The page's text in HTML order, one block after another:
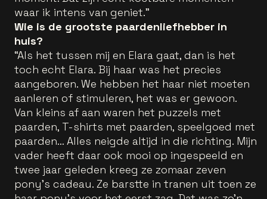
waar ik intens van geniet.”
Wie is de grootste paardenliefhebber in
huis?
“Als het tussen mij en Elara gaat, dan is het
toch echt Elara. Bij haar was het precies
aangeboren. We hebben het haar niet moeten
aanleren of stimuleren, het was er gewoon.
Van kleins af aan waren het puzzels met
paarden, T-shirts met paarden, speelgoed met
paarden… Alles neigde altijd in die richting. Mijn
vader heeft daar ook mooi op ingespeeld en
twee jaar geleden kreeg ze zomaar zeven
pony’s cadeau. Ze barstte in tranen uit toen ze